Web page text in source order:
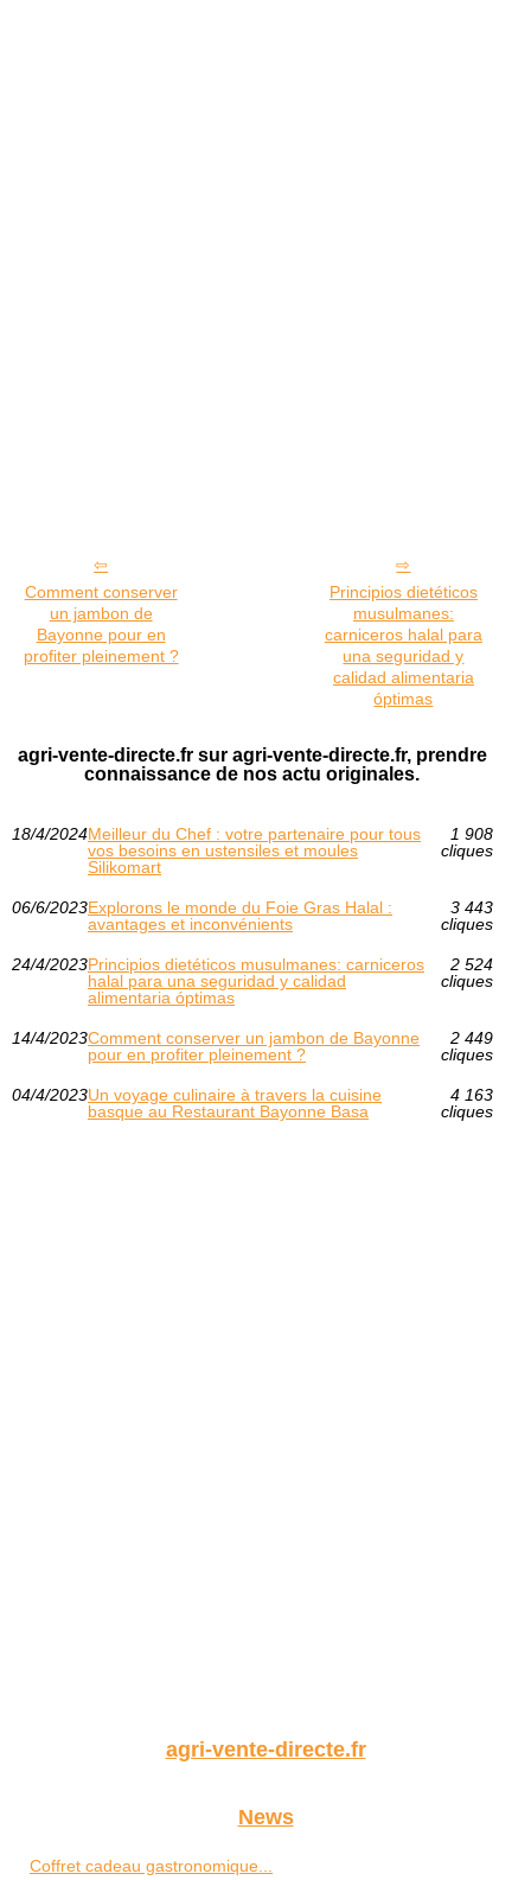
Comment conserver
un jambon de
Bayonne pour en
profiter pleinement ?
Principios dietéticos
musulmanes:
carniceros halal para
una seguridad y
calidad alimentaria
óptimas
agri-vente-directe.fr sur agri-vente-directe.fr, prendre
connaissance de nos actu originales.
18/4/2024Meilleur du Chef : votre partenaire pour tous
vos besoins en ustensiles et moules
Silikomart
1 908
cliques
06/6/2023Explorons le monde du Foie Gras Halal :
avantages et inconvénients
3 443
cliques
24/4/2023Principios dietéticos musulmanes: carniceros
halal para una seguridad y calidad
alimentaria óptimas
2 524
cliques
14/4/2023Comment conserver un jambon de Bayonne
pour en profiter pleinement ?
2 449
cliques
04/4/2023Un voyage culinaire à travers la cuisine
basque au Restaurant Bayonne Basa
4 163
cliques
agri-vente-directe.fr
News
Coffret cadeau gastronomique...